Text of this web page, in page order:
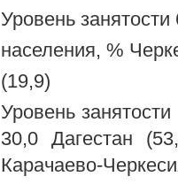
Уровень
населения, %
(19,9)
Уровень
30,0 Дагестан
Карачаево-